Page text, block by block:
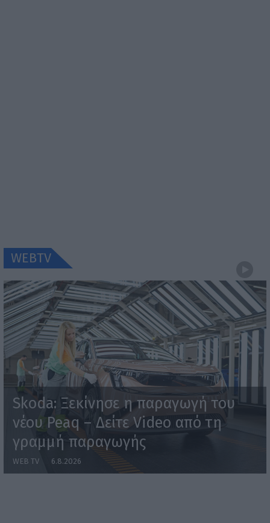
WEBTV
Skoda: Ξεκίνησε η παραγωγή του
νέου Peaq – Δείτε Video από τη
γραμμή παραγωγής
WEB TV 6.8.2026